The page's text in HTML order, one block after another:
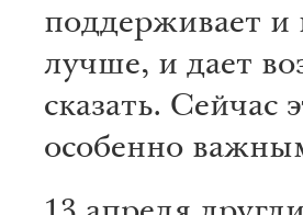
поддерживает и
лучше, и дает
сказать. Сейчас
особенно